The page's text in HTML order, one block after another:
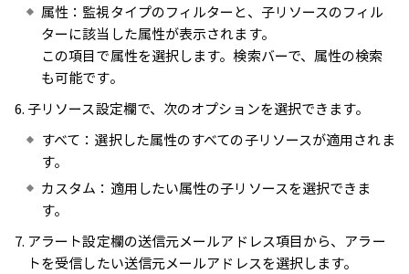
属性：監視タイプのフィルターと、子リソースのフィル
ターに該当した属性が表示されます。
この項目で属性を選択します。検索バーで、属性の検索
も可能です。
子リソース設定欄で、次のオプションを選択できます。
すべて：選択した属性のすべての子リソースが適用されま
す。
カスタム：適用したい属性の子リソースを選択できま
す。
アラート設定欄の送信元メールアドレス項目から、アラー
トを受信したい送信元メールアドレスを選択します。